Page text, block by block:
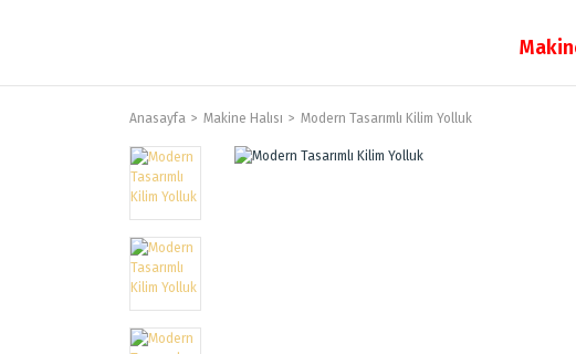
Anasayfa Makine Halısı Modern Tasarımlı Kilim Yolluk